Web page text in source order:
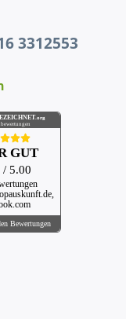
3312553
.org
GUT
/ 5.00
Bewertungen